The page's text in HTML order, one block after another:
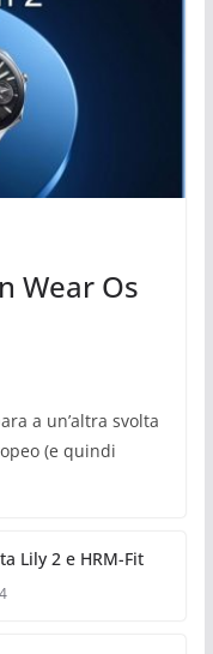
Wear Os
a un’altra svolta
(e quindi
Lily 2 e HRM-Fit